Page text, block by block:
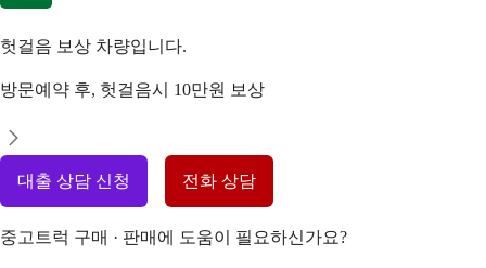
헛걸음 보상 차량입니다.
방문예약 후, 헛걸음시 10만원 보상
대출 상담 신청 전화 상담
중고트럭 구매 · 판매에 도움이 필요하신가요?